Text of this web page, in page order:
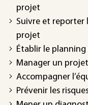
projet
Suivre et reporter
projet
Établir le planning
Manager un
Accompagner
Prévenir les